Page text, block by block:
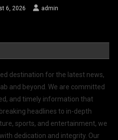
6, 2026 admin
destination for the latest news,
and beyond. We are committed
and timely information that
headlines to in-depth
sports, and entertainment, we
dedication and integrity. Our